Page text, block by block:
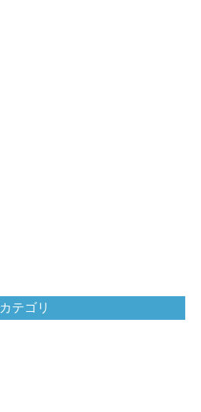
カテゴリ